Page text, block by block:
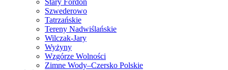
Szwederowo
Tatrzańskie
Tereny Nadwiślańskie
Wilczak-Jary
Wyżyny
Wzgórze Wolności
Zimne Wody–Czersko Polskie